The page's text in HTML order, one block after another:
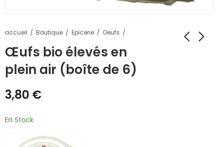
accueil Boutique Epicerie Oeufs
Œufs bio élevés en
plein air (boîte de 6)
3,80 €
En Stock